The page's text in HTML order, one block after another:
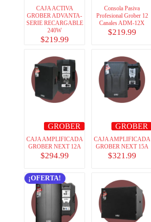
CAJA ACTIVA
GROBER ADVANTA-
SERIE RECARGABLE
240W
$219.99
Consola Pasiva
Profesional Grober 12
Canales ADM-12X
$219.99
GROBER
CAJA AMPLIFICADA
GROBER NEXT 12A
$294.99
GROBER
CAJA AMPLIFICADA
GROBER NEXT 15A
$321.99
¡OFERTA!